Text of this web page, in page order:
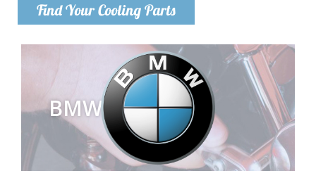
Find Your Cooling Parts
BMW